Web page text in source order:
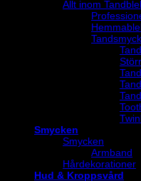
Allt inom
Smycken
Smycken
Armband
Hårdekorationer
Hud & Kroppsvård